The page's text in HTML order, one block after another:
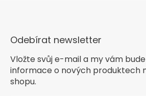
Odebírat newsletter
Vložte svůj e-mail a my vám
informace o nových produktech
shopu.